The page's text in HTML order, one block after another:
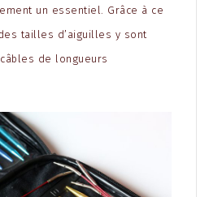
un essentiel. Grâce à ce
tailles d’aiguilles y sont
de longueurs